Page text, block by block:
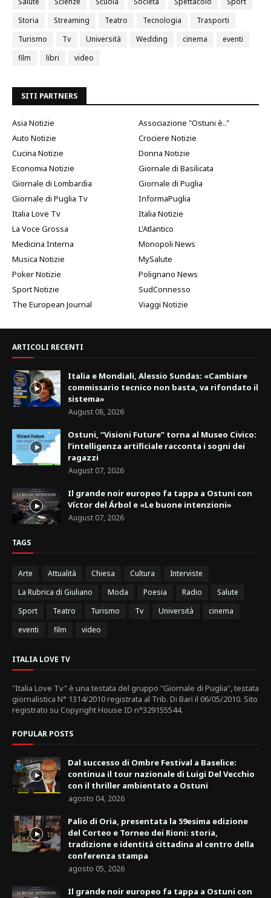
Storia
Streaming Teatro Tecnologia
Trasporti
Turismo
Tv Università Wedding cinema
eventi
film
libri video
SITI PARTNERS
Asia Notizie
Associazione "Ostuni è.."
Auto Notizie
Crociere Notizie
Cucina Notizie
Donna Notizie
Economia Notizie
Giornale di Basilicata
Giornale di Lombardia
Giornale di Puglia
Giornale di Puglia Tv
InformaPuglia
Italia Love Tv
Italia Notizie
La Voce Grossa
L'Atlantico
Medicina Interna
Monopoli News
Musica Notizie
MySalute
Poker Notizie
Polignano News
Sport Notizie
SudConnesso
The European Journal
Viaggi Notizie
ARTICOLI RECENTI
Italia e Mondiali, Alessio Sundas: «Cambiare
commissario tecnico non basta, va rifondato il
sistema»
August 08, 2026
Ostuni, “Visioni Future” torna al Museo Civico:
l’intelligenza artificiale racconta i sogni dei
ragazzi
August 07, 2026
Il grande noir europeo fa tappa a Ostuni con
Víctor del Árbol e «Le buone intenzioni»
August 07, 2026
TAGS
Arte Attualità Chiesa Cultura
Interviste
La Rubrica di Giuliano
Moda Poesia Radio
Salute
Sport
Teatro Turismo Tv Università
cinema
eventi
film video
ITALIA LOVE TV
"Italia Love Tv" è una testata del gruppo "Giornale di Puglia", testata
giornalistica N° 1314/2010 registrata al Trib. Di Bari il 06/05/2010. Sito
registrato su Copyright House ID n°329155544.
POPULAR POSTS
Dal successo di Ombre Festival a Baselice:
continua il tour nazionale di Luigi Del Vecchio
con il thriller ambientato a Ostuni
agosto 04, 2026
Palio di Oria, presentata la 59esima edizione
del Corteo e Torneo dei Rioni: storia,
tradizione e identità cittadina al centro della
conferenza stampa
agosto 05, 2026
Il grande noir europeo fa tappa a Ostuni con